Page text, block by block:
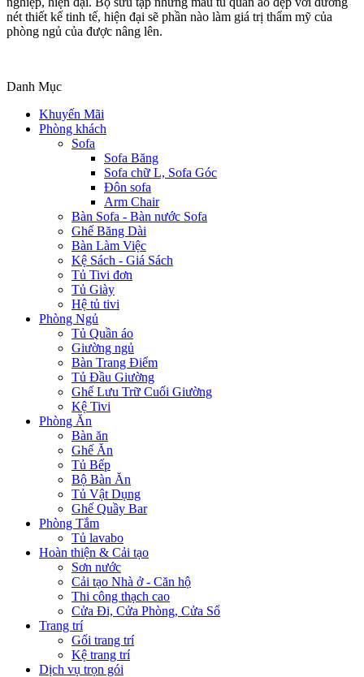
nét thiết kế tinh tế, hiện đại sẽ phần nào làm giá trị thẩm mỹ của
phòng ngủ của được nâng lên.
Danh Mục
Khuyến Mãi
Phòng khách
Sofa
Sofa Băng
Sofa chữ L, Sofa Góc
Đôn sofa
Arm Chair
Bàn Sofa - Bàn nước Sofa
Ghế Băng Dài
Bàn Làm Việc
Kệ Sách - Giá Sách
Tủ Tivi đơn
Tủ Giày
Hệ tủ tivi
Phòng Ngủ
Tủ Quần áo
Giường ngủ
Bàn Trang Điểm
Tủ Đầu Giường
Ghế Lưu Trữ Cuối Giường
Kệ Tivi
Phòng Ăn
Bàn ăn
Ghế Ăn
Tủ Bếp
Bộ Bàn Ăn
Tủ Vật Dụng
Ghế Quầy Bar
Phòng Tắm
Tủ lavabo
Hoàn thiện & Cải tạo
Sơn nước
Cải tạo Nhà ở - Căn hộ
Thi công thạch cao
Cửa Đi, Cửa Phòng, Cửa Sổ
Trang trí
Gối trang trí
Kệ trang trí
Dịch vụ trọn gói